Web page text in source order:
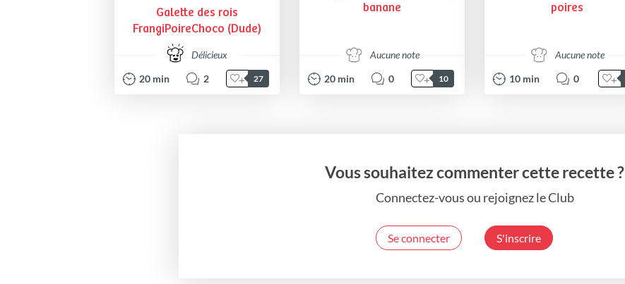
Galette des rois
FrangiPoireChoco (Dude)
Délicieux
20 min 2 27
banane
Aucune note
20 min 0 10
poires
Aucune note
10 min 0
Vous souhaitez commenter cette recette ?
Connectez-vous ou rejoignez le Club
Se connecter S'inscrire